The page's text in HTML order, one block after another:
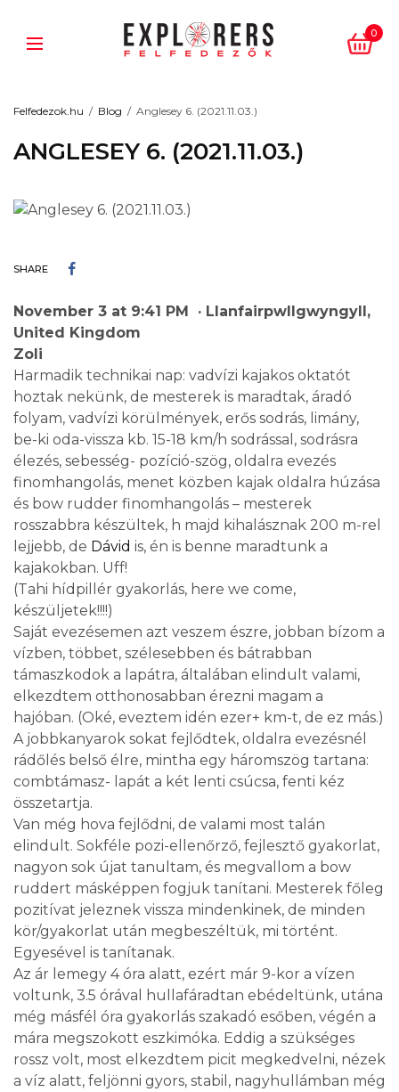
0
Felfedezok.hu Blog Anglesey 6. (2021.11.03.)
ANGLESEY 6. (2021.11.03.)
SHARE
November 3 at 9:41 PM · Llanfairpwllgwyngyll,
United Kingdom
Zoli
Harmadik technikai nap: vadvízi kajakos oktatót
hoztak nekünk, de mesterek is maradtak, áradó
folyam, vadvízi körülmények, erős sodrás, limány,
be-ki oda-vissza kb. 15-18 km/h sodrással, sodrásra
élezés, sebesség- pozíció-szög, oldalra evezés
finomhangolás, menet közben kajak oldalra húzása
és bow rudder finomhangolás – mesterek
rosszabbra készültek, h majd kihalásznak 200 m-rel
lejjebb, de Dávid is, én is benne maradtunk a
kajakokban. Uff!
(Tahi hídpillér gyakorlás, here we come,
készüljetek!!!!)
Saját evezésemen azt veszem észre, jobban bízom a
vízben, többet, szélesebben és bátrabban
támaszkodok a lapátra, általában elindult valami,
elkezdtem otthonosabban érezni magam a
hajóban. (Oké, eveztem idén ezer+ km-t, de ez más.)
A jobbkanyarok sokat fejlődtek, oldalra evezésnél
rádőlés belső élre, mintha egy háromszög tartana:
combtámasz- lapát a két lenti csúcsa, fenti kéz
összetartja.
Van még hova fejlődni, de valami most talán
elindult. Sokféle pozi-ellenőrző, fejlesztő gyakorlat,
nagyon sok újat tanultam, és megvallom a bow
ruddert másképpen fogjuk tanítani. Mesterek főleg
pozitívat jeleznek vissza mindenkinek, de minden
kör/gyakorlat után megbeszéltük, mi történt.
Egyesével is tanítanak.
Az ár lemegy 4 óra alatt, ezért már 9-kor a vízen
voltunk, 3.5 órával hullafáradtan ebédeltünk, utána
még másfél óra gyakorlás szakadó esőben, végén a
mára megszokott eszkimóka. Eddig a szükséges
rossz volt, most elkezdtem picit megkedvelni, nézek
a víz alatt, feljönni gyors, stabil, nagyhullámban még